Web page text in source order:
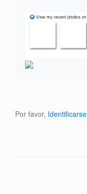
Por favor, Identificarse